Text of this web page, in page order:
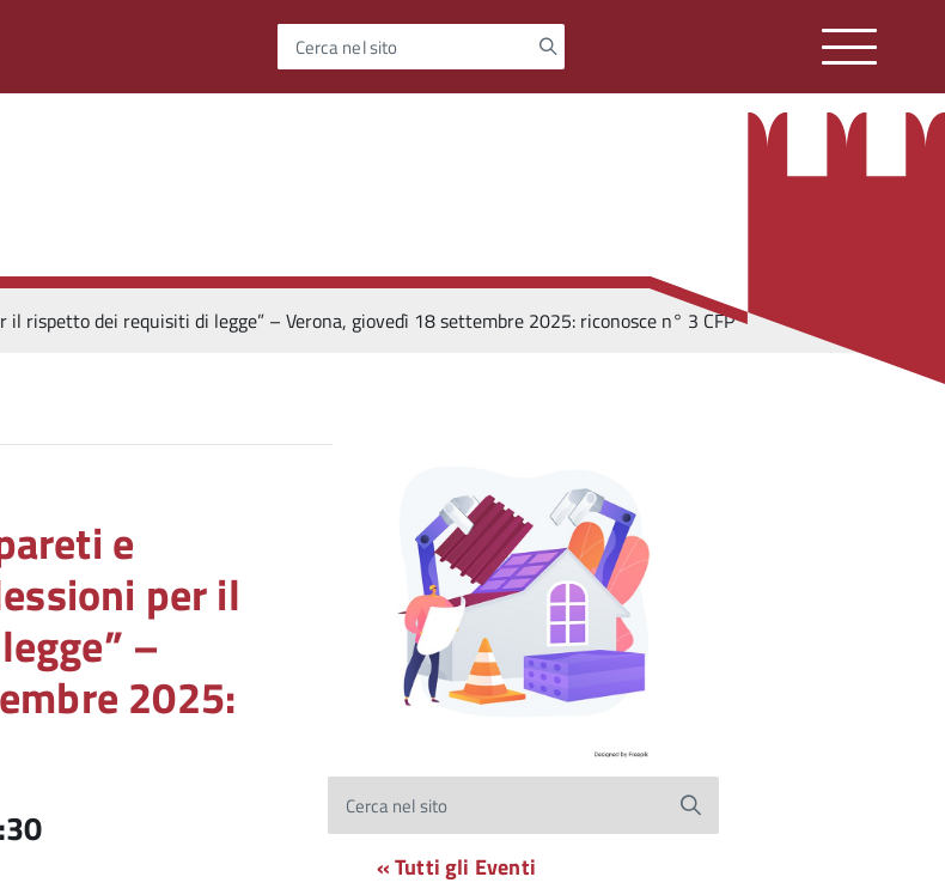
Cerca nel sito
rispetto dei requisiti di legge” – Verona, giovedì 18 settembre 2025: riconosce n° 3 CFP
e
per il
–
2025:
Cerca nel sito
« Tutti gli Eventi